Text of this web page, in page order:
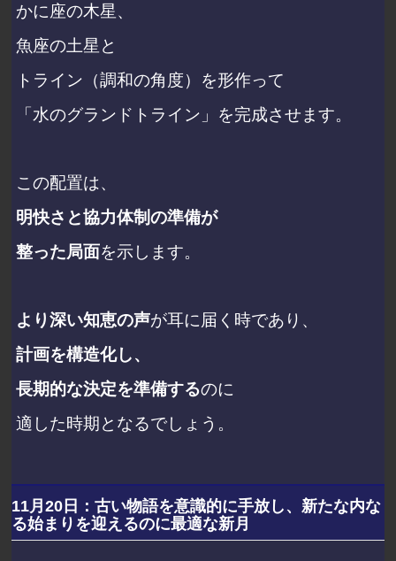
かに座の木星、
魚座の土星と
トライン（調和の角度）を形作って
「水のグランドトライン」を完成させます。
この配置は、
明快さと協力体制の準備が
整った局面を示します。
より深い知恵の声が耳に届く時であり、
計画を構造化し、
長期的な決定を準備するのに
適した時期となるでしょう。
11月20日：古い物語を意識的に手放し、新たな内な
る始まりを迎えるのに最適な新月